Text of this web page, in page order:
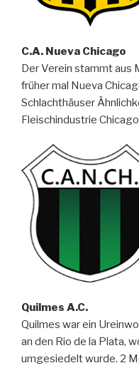
C.A. Nueva Chicago
Der Verein stammt aus
früher mal Nueva
Schlachthäuser
Fleischindustrie
Quilmes A.C.
Quilmes war ein
an den Rio de la Plata,
umgesiedelt wurde. 2